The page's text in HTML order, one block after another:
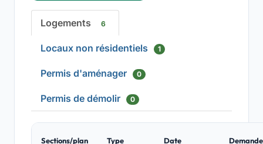
Logements 6
Locaux non résidentiels 1
Permis d'aménager 0
Permis de démolir 0
Sections/plan Type Date